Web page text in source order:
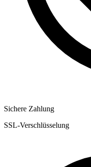
Sichere Zahlung
SSL-Verschlüsselung